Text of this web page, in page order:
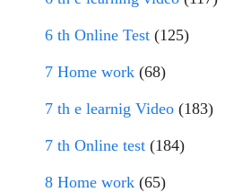
6 th Online Test (125)
7 Home work (68)
7 th e learnig Video (183)
7 th Online test (184)
8 Home work (65)